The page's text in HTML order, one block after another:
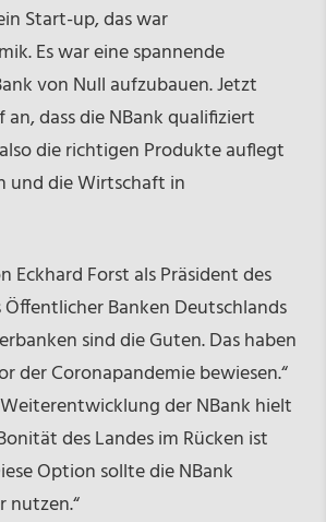
Start-up, das war
Es war eine spannende
von Null aufzubauen. Jetzt
dass die NBank qualifiziert
die richtigen Produkte auflegt
und die Wirtschaft in
Eckhard Forst als Präsident des
Banken Deutschlands
sind die Guten. Das haben
der Coronapandemie bewiesen.“
der NBank hielt
des Landes im Rücken ist
Option sollte die NBank
nutzen.“